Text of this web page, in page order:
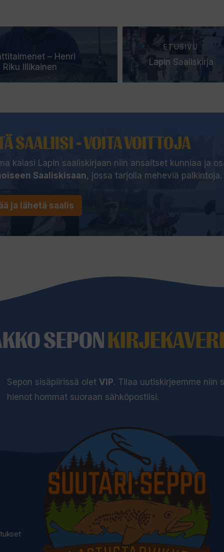
– Henri
Illikainen
ETUSIVU
Lapin Saaliskirja
SAALIISI - VOITA VOITTOJA
kalasi Lapin saaliskirjaan niin ansaitset kunniaa ja
Saaliskisaan, jossa tarjolla meheviä palkintoja.
ja lähetä saalis
SEPON
Sepon sisäpiirissä oletVIP. Tilaa uutiskirjeemme niin
hienot hommat suoraan sähköpostiisi.